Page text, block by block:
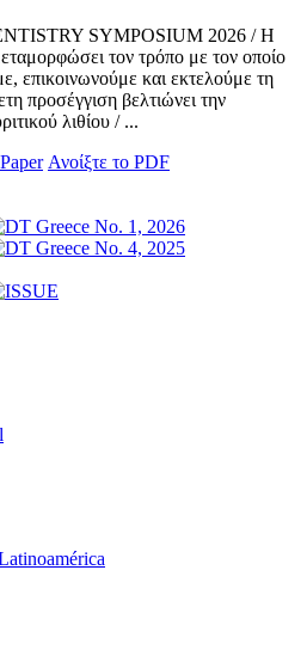
SYMPOSIUM 2026 / Η
τον τρόπο με τον οποίο
επικοινωνούμε και εκτελούμε τη
προσέγγιση βελτιώνει την
λιθίου / ...
Ανοίξτε το PDF